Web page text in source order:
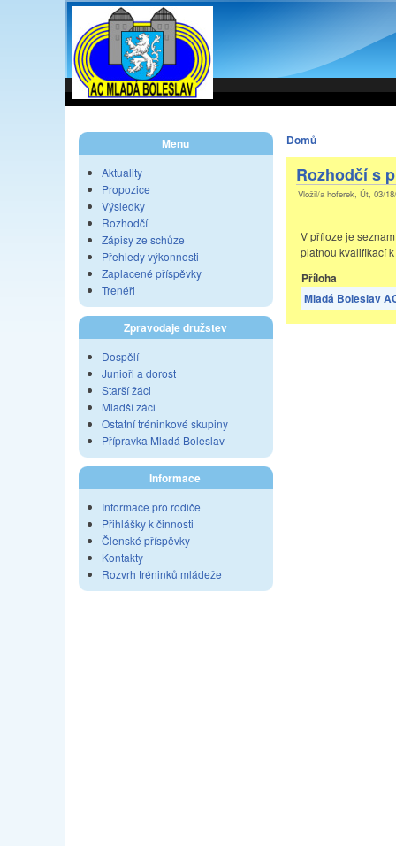
Menu
Aktuality
Propozice
Výsledky
Rozhodčí
Zápisy ze schůze
Přehledy výkonnosti
Zaplacené příspěvky
Trenéři
Zpravodaje družstev
Dospělí
Junioři a dorost
Starší žáci
Mladší žáci
Ostatní tréninkové skupiny
Přípravka Mladá Boleslav
Informace
Informace pro rodiče
Přihlášky k činnosti
Členské příspěvky
Kontakty
Rozvrh tréninků mládeže
Domů
Rozhodčí s
Vložil/a hoferek, Út, 03/
V příloze je
platnou kvalifikací
Příloha
Mladá Boleslav